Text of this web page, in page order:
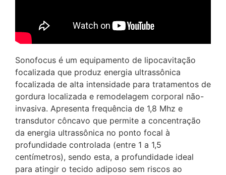
Sonofocus é um equipamento de lipocavitação
focalizada que produz energia ultrassônica
focalizada de alta intensidade para tratamentos de
gordura localizada e remodelagem corporal não-
invasiva. Apresenta frequência de 1,8 Mhz e
transdutor côncavo que permite a concentração
da energia ultrassônica no ponto focal à
profundidade controlada (entre 1 a 1,5
centímetros), sendo esta, a profundidade ideal
para atingir o tecido adiposo sem riscos ao